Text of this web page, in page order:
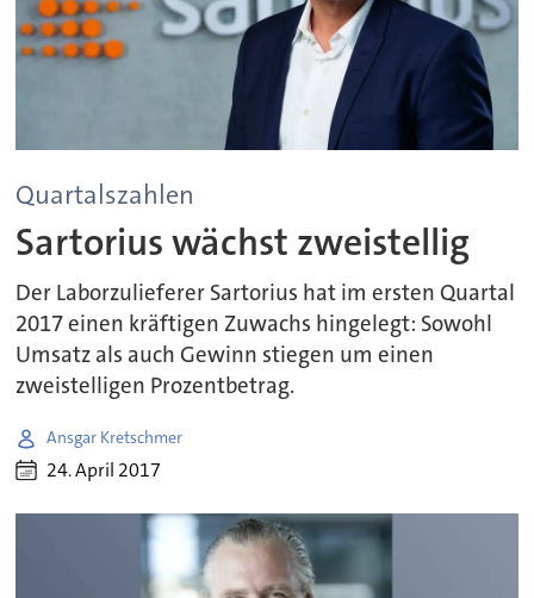
Quartalszahlen
Sartorius wächst zweistellig
Der Laborzulieferer Sartorius hat im ersten Quartal
2017 einen kräftigen Zuwachs hingelegt: Sowohl
Umsatz als auch Gewinn stiegen um einen
zweistelligen Prozentbetrag.
Ansgar Kretschmer
24. April 2017